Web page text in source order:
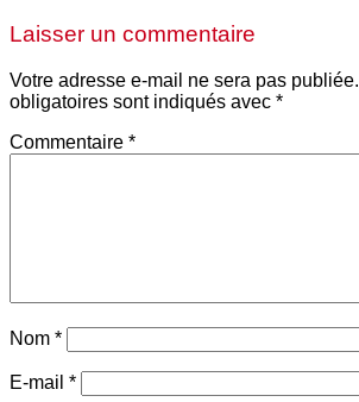
Laisser un commentaire
Votre adresse e-mail ne sera pas publiée.
obligatoires sont indiqués avec *
Commentaire *
Nom *
E-mail *